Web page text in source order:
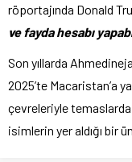
röportajında Donald
ve fayda hesabı
Son yıllarda
2025’te Macaristan’a
çevreleriyle temaslarda
isimlerin yer aldığı bir